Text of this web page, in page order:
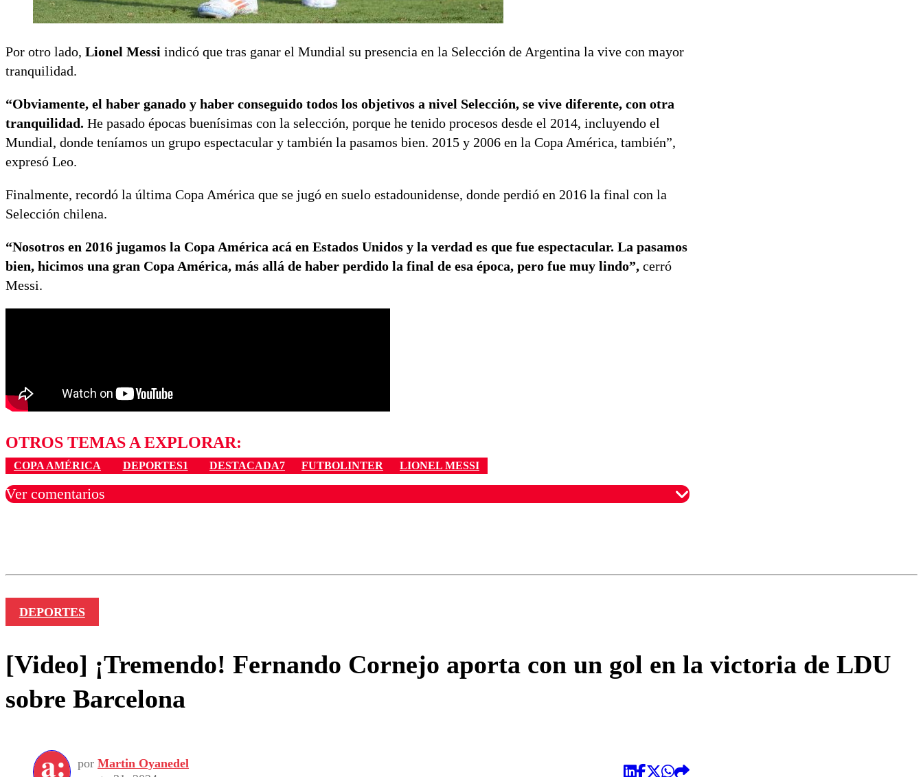
Por otro lado, Lionel Messi indicó que tras ganar el Mundial su presencia en la Selección de Argentina la vive con mayor
tranquilidad.
“Obviamente, el haber ganado y haber conseguido todos los objetivos a nivel Selección, se vive diferente, con otra
tranquilidad. He pasado épocas buenísimas con la selección, porque he tenido procesos desde el 2014, incluyendo el
Mundial, donde teníamos un grupo espectacular y también la pasamos bien. 2015 y 2006 en la Copa América, también”,
expresó Leo.
Finalmente, recordó la última Copa América que se jugó en suelo estadounidense, donde perdió en 2016 la final con la
Selección chilena.
“Nosotros en 2016 jugamos la Copa América acá en Estados Unidos y la verdad es que fue espectacular. La pasamos
bien, hicimos una gran Copa América, más allá de haber perdido la final de esa época, pero fue muy lindo”, cerró
Messi.
OTROS TEMAS A EXPLORAR:
COPA AMÉRICA DEPORTES1 DESTACADA7 FUTBOLINTER LIONEL MESSI
Ver comentarios
DEPORTES
[Video] ¡Tremendo! Fernando Cornejo aporta con un gol en la victoria de LDU
sobre Barcelona
por Martin Oyanedel